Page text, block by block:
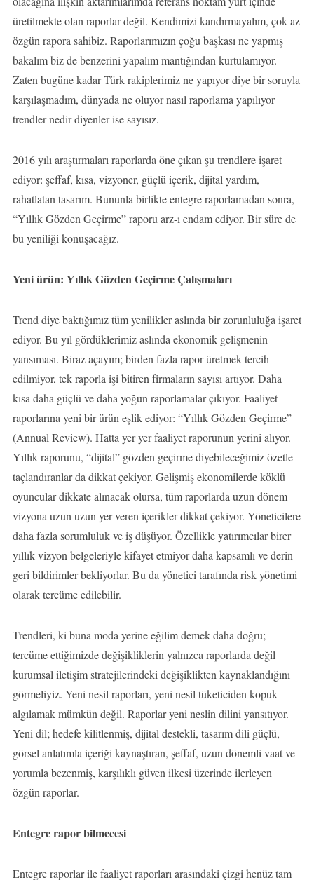
üretilmekte olan raporlar değil. Kendimizi kandırmayalım, çok az
özgün rapora sahibiz. Raporlarımızın çoğu başkası ne yapmış
bakalım biz de benzerini yapalım mantığından kurtulamıyor.
Zaten bugüne kadar Türk rakiplerimiz ne yapıyor diye bir soruyla
karşılaşmadım, dünyada ne oluyor nasıl raporlama yapılıyor
trendler nedir diyenler ise sayısız.
2016 yılı araştırmaları raporlarda öne çıkan şu trendlere işaret
ediyor: şeffaf, kısa, vizyoner, güçlü içerik, dijital yardım,
rahatlatan tasarım. Bununla birlikte entegre raporlamadan sonra,
“Yıllık Gözden Geçirme” raporu arz-ı endam ediyor. Bir süre de
bu yeniliği konuşacağız.
Yeni ürün: Yıllık Gözden Geçirme Çalışmaları
Trend diye baktığımız tüm yenilikler aslında bir zorunluluğa işaret
ediyor. Bu yıl gördüklerimiz aslında ekonomik gelişmenin
yansıması. Biraz açayım; birden fazla rapor üretmek tercih
edilmiyor, tek raporla işi bitiren firmaların sayısı artıyor. Daha
kısa daha güçlü ve daha yoğun raporlamalar çıkıyor. Faaliyet
raporlarına yeni bir ürün eşlik ediyor: “Yıllık Gözden Geçirme”
(Annual Review). Hatta yer yer faaliyet raporunun yerini alıyor.
Yıllık raporunu, “dijital” gözden geçirme diyebileceğimiz özetle
taçlandıranlar da dikkat çekiyor. Gelişmiş ekonomilerde köklü
oyuncular dikkate alınacak olursa, tüm raporlarda uzun dönem
vizyona uzun uzun yer veren içerikler dikkat çekiyor. Yöneticilere
daha fazla sorumluluk ve iş düşüyor. Özellikle yatırımcılar birer
yıllık vizyon belgeleriyle kifayet etmiyor daha kapsamlı ve derin
geri bildirimler bekliyorlar. Bu da yönetici tarafında risk yönetimi
olarak tercüme edilebilir.
Trendleri, ki buna moda yerine eğilim demek daha doğru;
tercüme ettiğimizde değişikliklerin yalnızca raporlarda değil
kurumsal iletişim stratejilerindeki değişiklikten kaynaklandığını
görmeliyiz. Yeni nesil raporları, yeni nesil tüketiciden kopuk
algılamak mümkün değil. Raporlar yeni neslin dilini yansıtıyor.
Yeni dil; hedefe kilitlenmiş, dijital destekli, tasarım dili güçlü,
görsel anlatımla içeriği kaynaştıran, şeffaf, uzun dönemli vaat ve
yorumla bezenmiş, karşılıklı güven ilkesi üzerinde ilerleyen
özgün raporlar.
Entegre rapor bilmecesi
Entegre raporlar ile faaliyet raporları arasındaki çizgi henüz tam